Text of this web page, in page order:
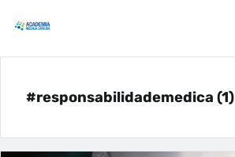
#responsabilidademedica (1)